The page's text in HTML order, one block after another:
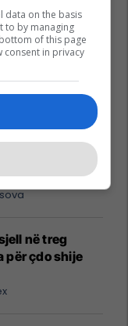
Reklamo këtu
në
fokus të
Kosova
në treg
për çdo shije
data on the basis
to by managing
of this page
consent in privacy